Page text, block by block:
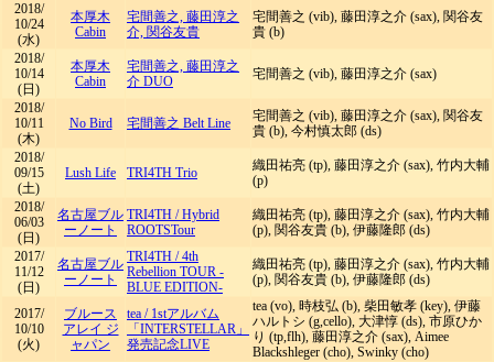
2018/
10/24
(水)
本厚木
Cabin
宅間善之, 藤田淳之
介, 関谷友貴
宅間善之 (vib), 藤田淳之介 (sax), 関谷友
貴 (b)
2018/
10/14
(日)
本厚木
Cabin
宅間善之, 藤田淳之
介 DUO
宅間善之 (vib), 藤田淳之介 (sax)
2018/
10/11
(木)
No Bird 宅間善之 Belt Line
宅間善之 (vib), 藤田淳之介 (sax), 関谷友
貴 (b), 今村慎太郎 (ds)
2018/
09/15
(土)
Lush Life TRI4TH Trio
織田祐亮 (tp), 藤田淳之介 (sax), 竹内大輔
(p)
2018/
06/03
(日)
名古屋ブル
ーノート
TRI4TH /Hybrid
ROOTSTour
織田祐亮 (tp), 藤田淳之介 (sax), 竹内大輔
(p), 関谷友貴 (b), 伊藤隆郎 (ds)
2017/
11/12
(日)
名古屋ブル
ーノート
TRI4TH /4th
Rebellion TOUR -
BLUE EDITION-
織田祐亮 (tp), 藤田淳之介 (sax), 竹内大輔
(p), 関谷友貴 (b), 伊藤隆郎 (ds)
2017/
10/10
(火)
ブルース
アレイ ジ
ャパン
tea / 1stアルバム
「INTERSTELLAR」
発売記念LIVE
tea (vo), 時枝弘 (b), 柴田敏孝 (key), 伊藤
ハルトシ (g,cello), 大津惇 (ds), 市原ひか
り (tp,flh), 藤田淳之介 (sax), Aimee
Blackshleger (cho), Swinky (cho)